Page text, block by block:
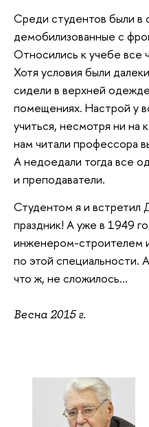
Среди студентов были в
демобилизованные с
Относились к учебе все
Хотя условия были
сидели в верхней
помещениях. Настрой у
учиться, несмотря ни на
нам читали профессора
А недоедали тогда все
и преподаватели.
Студентом я и
праздник! А уже в 1949
инженером-строителем
по этой специальности.
что ж, не сложилось...
Весна 2015 г.